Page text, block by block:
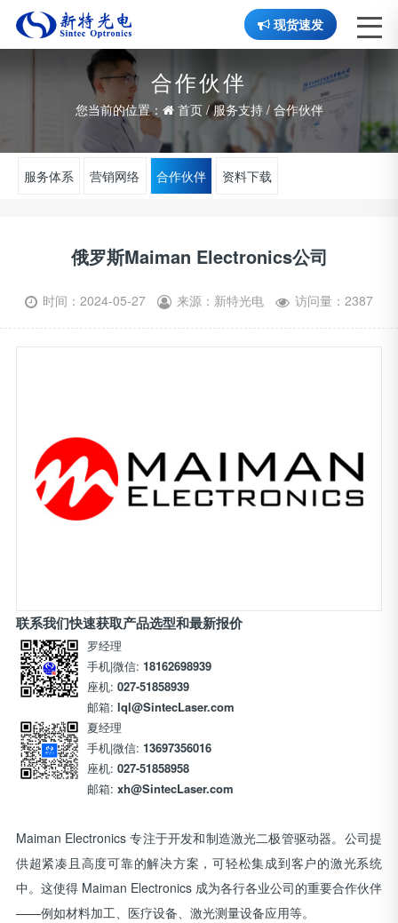
现货速发
合作伙伴
您当前的位置： 首页/服务支持/ 合作伙伴
服务体系 营销网络 合作伙伴 资料下载
俄罗斯Maiman Electronics公司
时间：2024-05-27 来源：新特光电 访问量：2387
联系我们快速获取产品选型和最新报价
罗经理
手机|微信: 18162698939
座机: 027-51858939
邮箱: lql@SintecLaser.com
夏经理
手机|微信: 13697356016
座机: 027-51858958
邮箱: xh@SintecLaser.com
Maiman Electronics 专注于开发和制造激光二极管驱动器。公司提
供超紧凑且高度可靠的解决方案，可轻松集成到客户的激光系统
中。这使得 Maiman Electronics 成为各行各业公司的重要合作伙伴
——例如材料加工、医疗设备、激光测量设备应用等。